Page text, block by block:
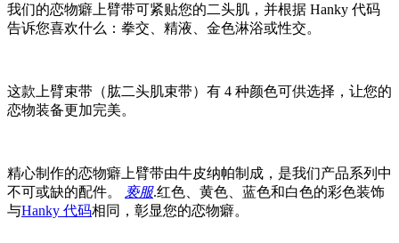
我们的恋物癖上臂带可紧贴您的二头肌，并根据 Hanky 代码
告诉您喜欢什么：拳交、精液、金色淋浴或性交。
这款上臂束带（肱二头肌束带）有 4 种颜色可供选择，让您的
恋物装备更加完美。
精心制作的恋物癖上臂带由牛皮纳帕制成，是我们产品系列中
不可或缺的配件。
亵服.红色、黄色、蓝色和白色的彩色装饰
与Hanky 代码相同，彰显您的恋物癖。